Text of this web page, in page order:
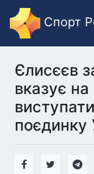
Спорт
Єлисєєв
вказує
поєдинку